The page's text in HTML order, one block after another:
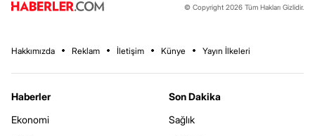
© Copyright 2026 Tüm Hakları Gizlidir.
Hakkımızda Reklam İletişim Künye Yayın İlkeleri
Haberler
Ekonomi
Son Dakika
Sağlık